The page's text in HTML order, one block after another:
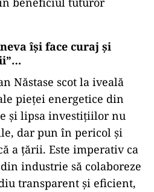
își face curaj și
Năstase scot la iveală
pieței energetice din
și lipsa investițiilor nu
dar pun în pericol și
a țării. Este imperativ ca
industrie să colaboreze
transparent și eficient,